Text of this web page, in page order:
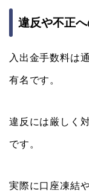
違反や不正
入出金手数料は
有名です。
違反には厳しく
です。
実際に口座凍結